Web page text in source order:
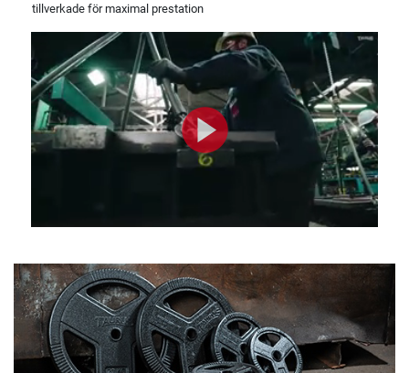
tillverkade för maximal prestation